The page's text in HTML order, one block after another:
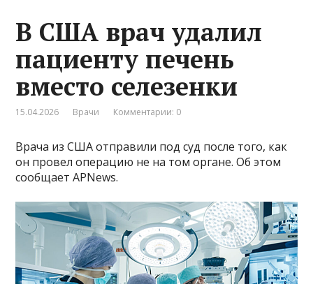
В США врач удалил
пациенту печень
вместо селезенки
15.04.2026 Врачи Комментарии: 0
Врача из США отправили под суд после того, как
он провел операцию не на том органе. Об этом
сообщает APNews.